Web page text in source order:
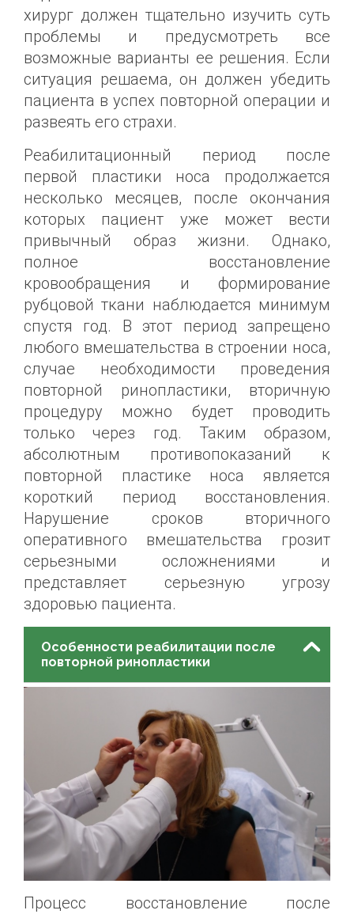
хирург должен тщательно изучить суть
проблемы и предусмотреть все
возможные варианты ее решения. Если
ситуация решаема, он должен убедить
пациента в успех повторной операции и
развеять его страхи.
Реабилитационный период после
первой пластики носа продолжается
несколько месяцев, после окончания
которых пациент уже может вести
привычный образ жизни. Однако,
полное восстановление
кровообращения и формирование
рубцовой ткани наблюдается минимум
спустя год. В этот период запрещено
любого вмешательства в строении носа,
случае необходимости проведения
повторной ринопластики, вторичную
процедуру можно будет проводить
только через год. Таким образом,
абсолютным противопоказаний к
повторной пластике носа является
короткий период восстановления.
Нарушение сроков вторичного
оперативного вмешательства грозит
серьезными осложнениями и
представляет серьезную угрозу
здоровью пациента.
Особенности реабилитации после
повторной ринопластики
Процесс восстановление после